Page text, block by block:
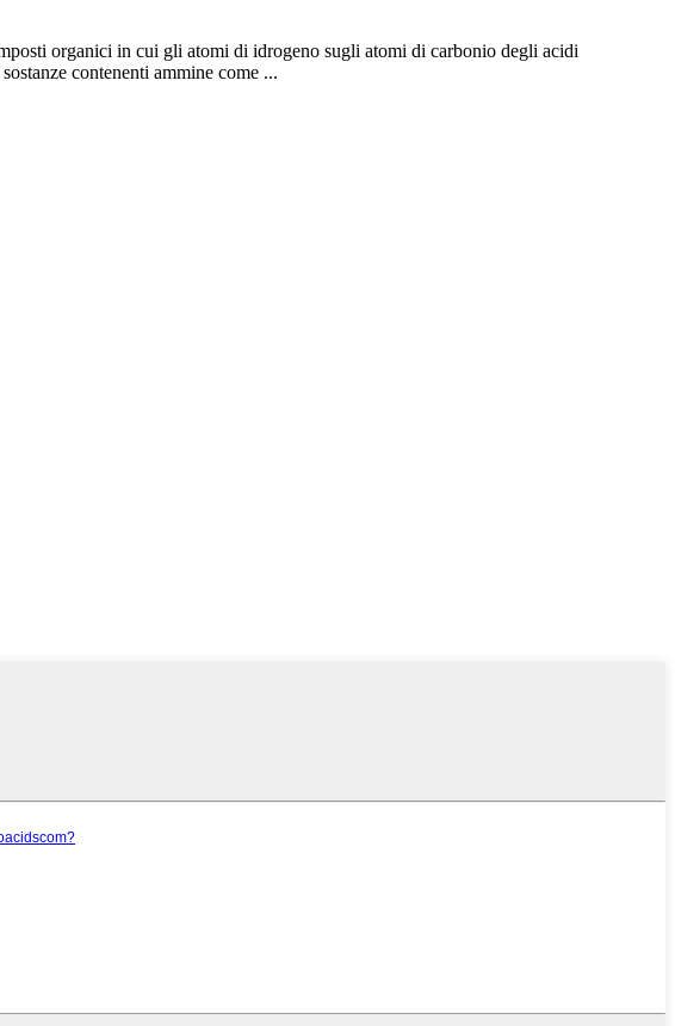
organici in cui gli atomi di idrogeno sugli atomi di carbonio degli acidi
contenenti ammine come ...